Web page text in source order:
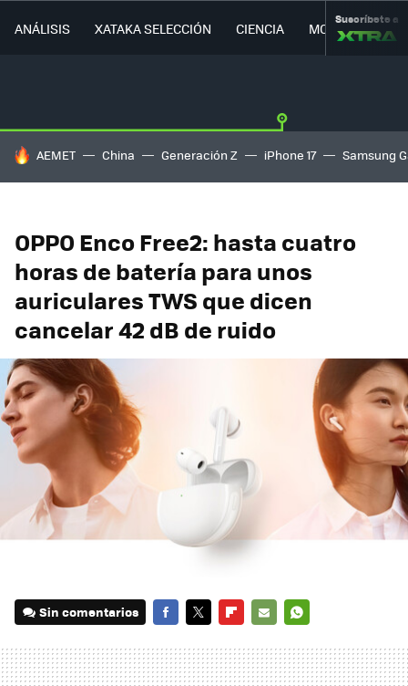
ANÁLISIS XATAKA SELECCIÓN CIENCIA MOVILIDAD
Suscríbete a
HOY SE HABLA DE
AEMET China Generación Z iPhone 17 Samsung
OPPO Enco Free2: hasta cuatro
horas de batería para unos
auriculares TWS que dicen
cancelar 42 dB de ruido
Sin comentarios
MAIL